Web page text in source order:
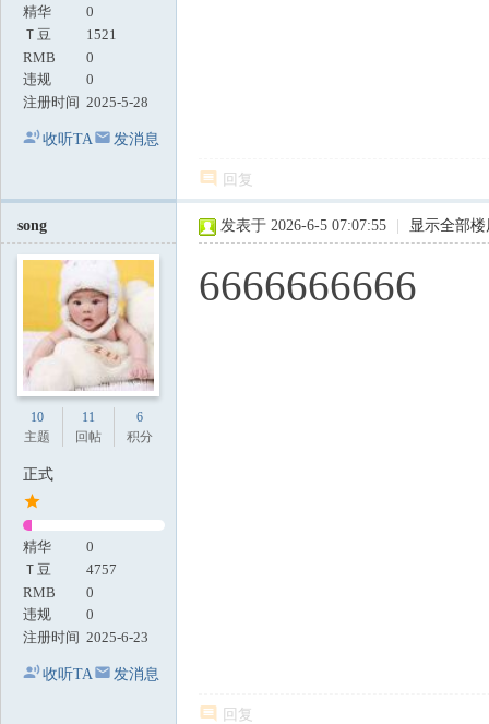
精华
0
Ｔ豆
1521
RMB
0
违规
0
注册时间 2025-5-28
收听TA 发消息
回复
song
10
主题
11
回帖
6
积分
正式
精华
0
Ｔ豆
4757
RMB
0
违规
0
注册时间 2025-6-23
收听TA 发消息
发表于 2026-6-5 07:07:55 显示全部楼
6666666666
回复